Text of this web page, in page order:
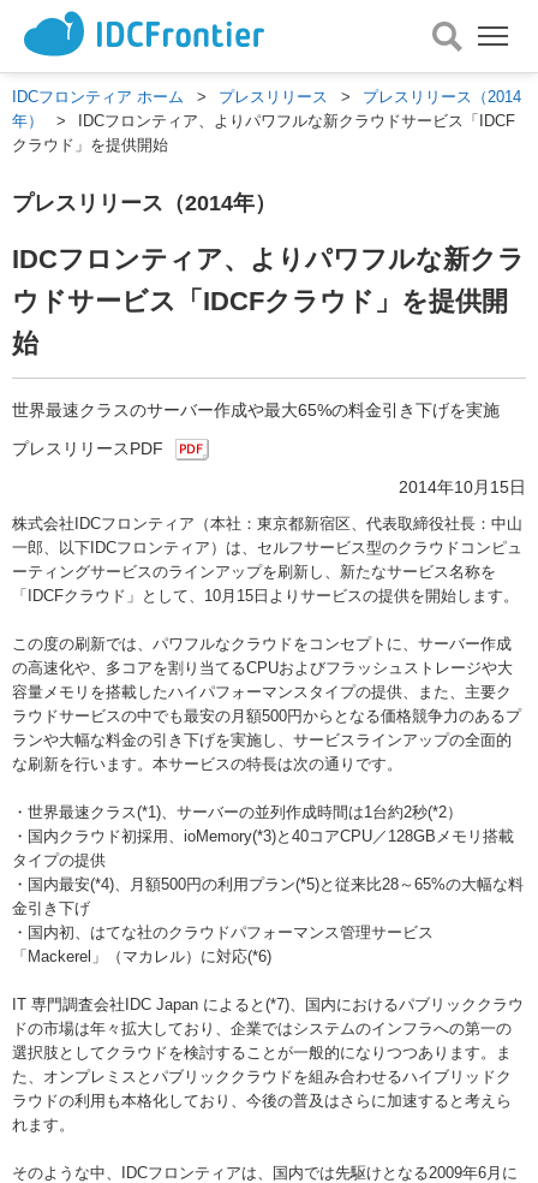
メ
ニ
ュ
ー
を
IDCフロンティア ホーム > プレスリリース >
プレスリリース（2014
年）
>
IDCフロンティア、よりパワフルな新クラウドサービス「IDCF
クラウド」を提供開始
プレスリリース（2014年）
IDCフロンティア、よりパワフルな新クラ
ウドサービス「IDCFクラウド」を提供開
始
世界最速クラスのサーバー作成や最大65%の料金引き下げを実施
プレスリリースPDF
2014年10月15日
株式会社IDCフロンティア（本社：東京都新宿区、代表取締役社長：中山
一郎、以下IDCフロンティア）は、セルフサービス型のクラウドコンピュ
ーティングサービスのラインアップを刷新し、新たなサービス名称を
「IDCFクラウド」として、10月15日よりサービスの提供を開始します。
この度の刷新では、パワフルなクラウドをコンセプトに、サーバー作成
の高速化や、多コアを割り当てるCPUおよびフラッシュストレージや大
容量メモリを搭載したハイパフォーマンスタイプの提供、また、主要ク
ラウドサービスの中でも最安の月額500円からとなる価格競争力のあるプ
ランや大幅な料金の引き下げを実施し、サービスラインアップの全面的
な刷新を行います。本サービスの特長は次の通りです。
・世界最速クラス(*1)、サーバーの並列作成時間は1台約2秒(*2）
・国内クラウド初採用、ioMemory(*3)と40コアCPU／128GBメモリ搭載
タイプの提供
・国内最安(*4)、月額500円の利用プラン(*5)と従来比28～65%の大幅な料
金引き下げ
・国内初、はてな社のクラウドパフォーマンス管理サービス
「Mackerel」（マカレル）に対応(*6)
IT 専門調査会社IDC Japan によると(*7)、国内におけるパブリッククラウ
ドの市場は年々拡大しており、企業ではシステムのインフラへの第一の
選択肢としてクラウドを検討することが一般的になりつつあります。ま
た、オンプレミスとパブリッククラウドを組み合わせるハイブリッドク
ラウドの利用も本格化しており、今後の普及はさらに加速すると考えら
れます。
そのような中、IDCフロンティアは、国内では先駆けとなる2009年6月に